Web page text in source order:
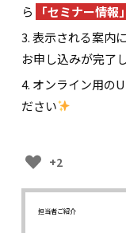
ら
「セミナー情報」
表示される案内
お申し込みが完了
オンライン用の
ださい
+2
担当者ご紹介